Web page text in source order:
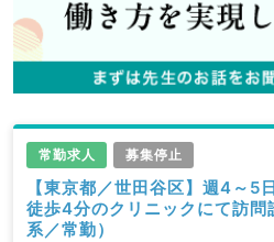
常勤求人 募集停止
【東京都／世田谷区】週4～
徒歩4分のクリニックにて訪
系／常勤）